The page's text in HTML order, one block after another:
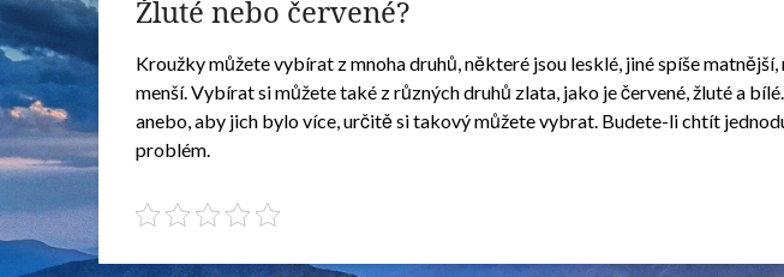
Žluté nebo červené?
Kroužky můžete vybírat z mnoha druhů, některé jsou lesklé, jiné spíše
menší. Vybírat si můžete také z různých druhů zlata, jako je červené, žluté a
anebo, aby jich bylo více, určitě si takový můžete vybrat. Budete-li chtít
problém.